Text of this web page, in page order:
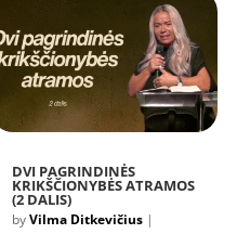
DVI PAGRINDINĖS
KRIKŠČIONYBĖS ATRAMOS
(2 DALIS)
byVilma Ditkevičius|